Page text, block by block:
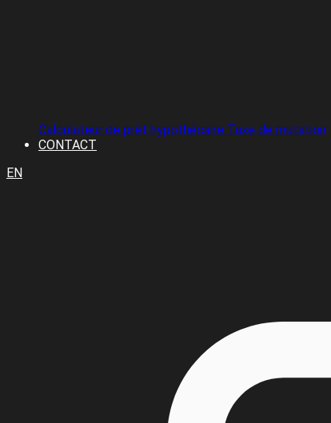
Calculateur de prêt hypothécaire Taxe de mutation
CONTACT
EN